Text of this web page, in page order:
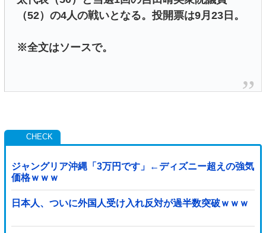
（52）の4人の戦いとなる。投開票は9月23日。
※全文はソースで。
ジャングリア沖縄「3万円です」←ディズニー超えの強気
価格ｗｗｗ
日本人、ついに外国人受け入れ反対が過半数突破ｗｗｗ